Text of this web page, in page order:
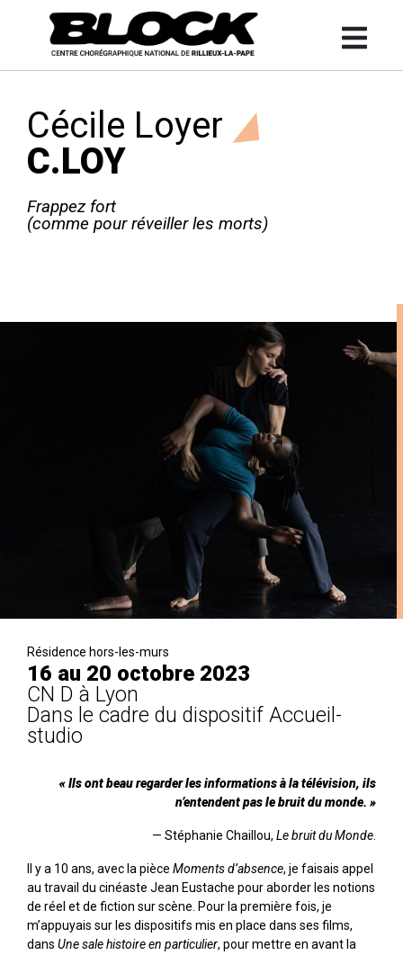
Cécile Loyer
C.LOY
Frappez fort
(comme pour réveiller les morts)
Résidence hors-les-murs
16 au 20 octobre 2023
CN D à Lyon
Dans le cadre du dispositif Accueil-
studio
« Ils ont beau regarder les informations à la télévision, ils
n’entendent pas le bruit du monde. »
— Stéphanie Chaillou, Le bruit du Monde.
Il y a 10 ans, avec la pièce Moments d’absence, je faisais appel
au travail du cinéaste Jean Eustache pour aborder les notions
de réel et de fiction sur scène. Pour la première fois, je
m’appuyais sur les dispositifs mis en place dans ses films,
dans Une sale histoire en particulier, pour mettre en avant la